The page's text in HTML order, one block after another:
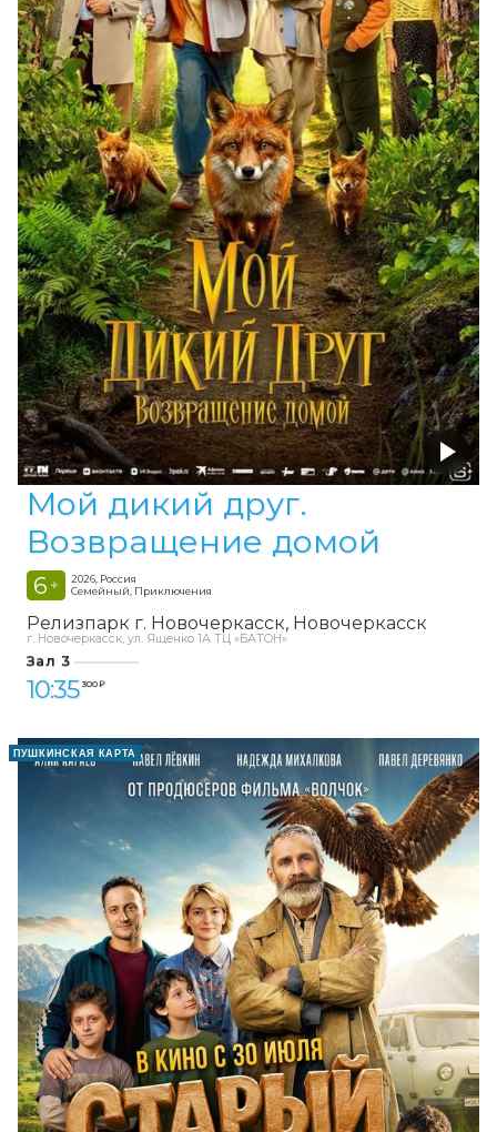
Мой дикий друг.
Возвращение домой
6 +
2026, Россия
Семейный, Приключения
Релизпарк г. Новочеркасск Новочеркасск
г. Новочеркасск, ул. Ященко 1А ТЦ «БАТОН»
Зал 3
10:35 300 ₽
ПУШКИНСКАЯ КАРТА